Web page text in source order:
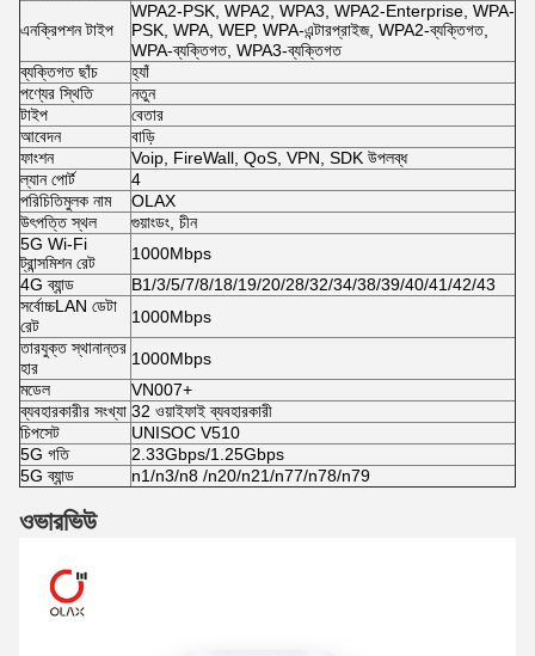
এনক্রিপশন টাইপ
WPA2-PSK, WPA2, WPA3, WPA2-Enterprise, WPA-
PSK, WPA, WEP, WPA-এন্টারপ্রাইজ, WPA2-ব্যক্তিগত,
WPA-ব্যক্তিগত, WPA3-ব্যক্তিগত
ব্যক্তিগত ছাঁচ
হ্যাঁ
পণ্যের স্থিতি
নতুন
টাইপ
বেতার
আবেদন
বাড়ি
ফাংশন
Voip, FireWall, QoS, VPN, SDK উপলব্ধ
ল্যান পোর্ট
4
পরিচিতিমুলক নাম
OLAX
উৎপত্তি স্থল
গুয়াংডং, চীন
5G Wi-Fi
ট্রান্সমিশন রেট
1000Mbps
4G ব্যান্ড
B1/3/5/7/8/18/19/20/28/32/34/38/39/40/41/42/43
সর্বোচ্চLAN ডেটা
রেট
1000Mbps
তারযুক্ত স্থানান্তর
হার
1000Mbps
মডেল
VN007+
ব্যবহারকারীর সংখ্যা 32 ওয়াইফাই ব্যবহারকারী
চিপসেট
UNISOC V510
5G গতি
2.33Gbps/1.25Gbps
5G ব্যান্ড
n1/n3/n8 /n20/n21/n77/n78/n79
ওভারভিউ